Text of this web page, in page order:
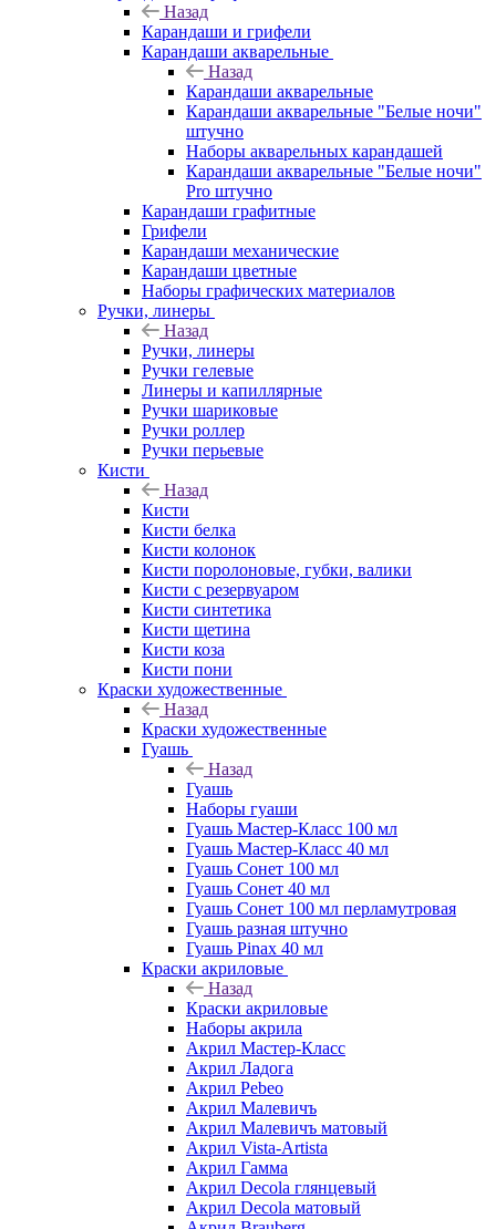
Назад
Карандаши и грифели
Карандаши акварельные
Назад
Карандаши акварельные
Карандаши акварельные "Белые ночи"
штучно
Наборы акварельных карандашей
Карандаши акварельные "Белые ночи"
Pro штучно
Карандаши графитные
Грифели
Карандаши механические
Карандаши цветные
Наборы графических материалов
Ручки, линеры
Назад
Ручки, линеры
Ручки гелевые
Линеры и капиллярные
Ручки шариковые
Ручки роллер
Ручки перьевые
Кисти
Назад
Кисти
Кисти белка
Кисти колонок
Кисти поролоновые, губки, валики
Кисти с резервуаром
Кисти синтетика
Кисти щетина
Кисти коза
Кисти пони
Краски художественные
Назад
Краски художественные
Гуашь
Назад
Гуашь
Наборы гуаши
Гуашь Мастер-Класс 100 мл
Гуашь Мастер-Класс 40 мл
Гуашь Сонет 100 мл
Гуашь Сонет 40 мл
Гуашь Сонет 100 мл перламутровая
Гуашь разная штучно
Гуашь Pinax 40 мл
Краски акриловые
Назад
Краски акриловые
Наборы акрила
Акрил Мастер-Класс
Акрил Ладога
Акрил Pebeo
Акрил Малевичъ
Акрил Малевичъ матовый
Акрил Vista-Artista
Акрил Гамма
Акрил Decola глянцевый
Акрил Decola матовый